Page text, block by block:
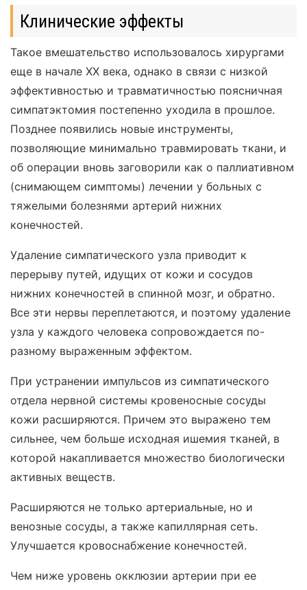
Клинические эффекты
Такое вмешательство использовалось хирургами
еще в начале XX века, однако в связи с низкой
эффективностью и травматичностью поясничная
симпатэктомия постепенно уходила в прошлое.
Позднее появились новые инструменты,
позволяющие минимально травмировать ткани, и
об операции вновь заговорили как о паллиативном
(снимающем симптомы) лечении у больных с
тяжелыми болезнями артерий нижних
конечностей.
Удаление симпатического узла приводит к
перерыву путей, идущих от кожи и сосудов
нижних конечностей в спинной мозг, и обратно.
Все эти нервы переплетаются, и поэтому удаление
узла у каждого человека сопровождается по-
разному выраженным эффектом.
При устранении импульсов из симпатического
отдела нервной системы кровеносные сосуды
кожи расширяются. Причем это выражено тем
сильнее, чем больше исходная ишемия тканей, в
которой накапливается множество биологически
активных веществ.
Расширяются не только артериальные, но и
венозные сосуды, а также капиллярная сеть.
Улучшается кровоснабжение конечностей.
Чем ниже уровень окклюзии артерии при ее